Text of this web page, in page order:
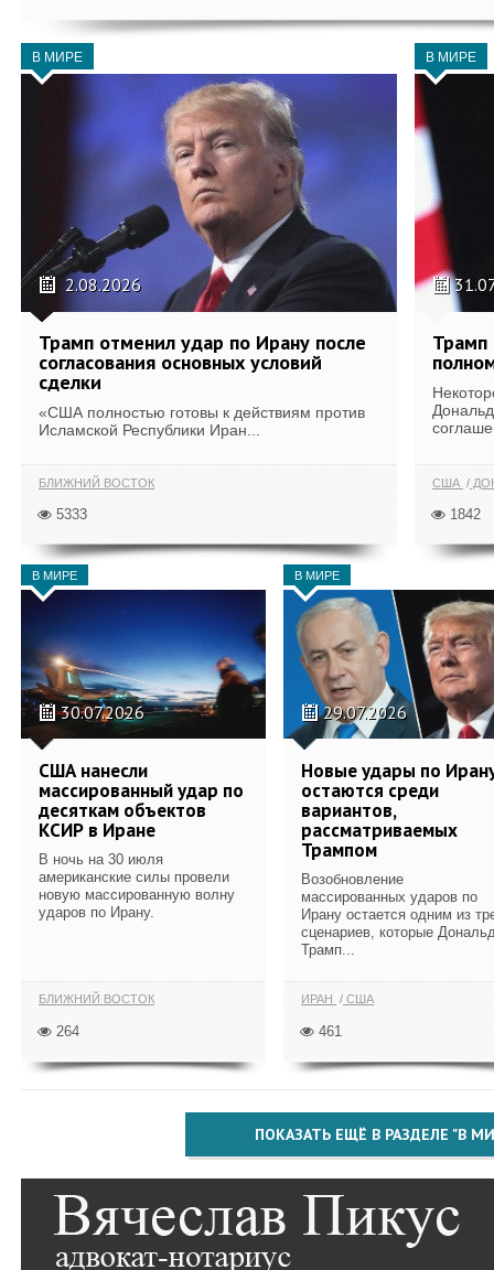
В МИРЕ
2.08.2026
Трамп отменил удар по Ирану после
согласования основных условий
сделки
«США полностью готовы к действиям против
Исламской Республики Иран...
БЛИЖНИЙ ВОСТОК
5333
В МИРЕ
Трамп
США
1842
В МИРЕ
30.07.2026
США нанесли
массированный удар по
десяткам объектов
КСИР в Иране
В ночь на 30 июля
американские силы провели
новую массированную волну
ударов по Ирану.
БЛИЖНИЙ ВОСТОК
264
В МИРЕ
29.07.2026
Новые удары по
остаются среди
вариантов,
рассматриваемых
Трампом
Возобновление
массированных ударов по
Ирану остается одним из
сценариев, которые
Трамп...
ИРАН США
461
ПОКАЗАТЬ ЕЩЁ В РАЗДЕЛЕ "В